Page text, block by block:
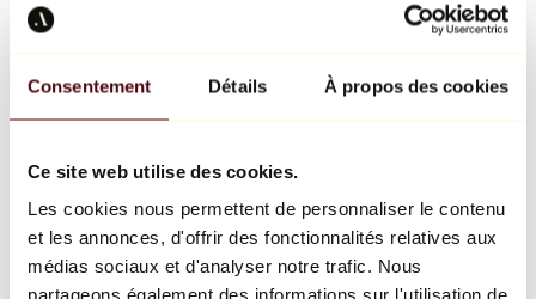
Consentement Détails À propos des cookies
Ce site web utilise des cookies.
Les cookies nous permettent de personnaliser le contenu
et les annonces, d'offrir des fonctionnalités relatives aux
médias sociaux et d'analyser notre trafic. Nous
partageons également des informations sur l'utilisation de
Richard Orlinski
Keith Haring
Jeff Koons
Jean-Michel Basquiat
Tous les designers
Œuvre de la semaine